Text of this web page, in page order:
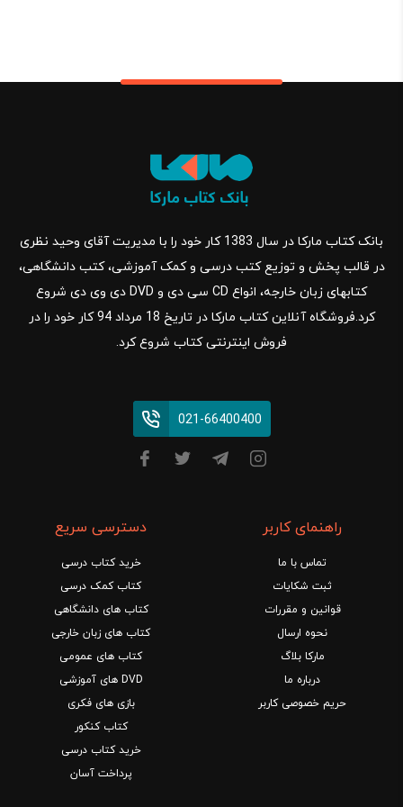
بانک کتاب مارکا در سال 1383 کار خود را با مدیریت آقای وحید نظری
در قالب پخش و توزیع کتب درسی و کمک آموزشی، کتب دانشگاهی،
کتابهای زبان خارجه، انواع CD سی دی و DVD دی وی دی شروع
کرد.فروشگاه آنلاین کتاب مارکا در تاریخ 18 مرداد 94 کار خود را در
فروش اینترنتی کتاب شروع کرد.
021-66400400
راهنمای کاربر
تماس با ما
ثبت شکایات
قوانین و مقررات
نحوه ارسال
مارکا بلاگ
درباره ما
حریم خصوصی کاربر
دسترسی سریع
خرید کتاب درسی
کتاب کمک درسی
کتاب های دانشگاهی
کتاب های زبان خارجی
کتاب های عمومی
DVD های آموزشی
بازی های فکری
کتاب کنکور
خرید کتاب درسی
پرداخت آسان